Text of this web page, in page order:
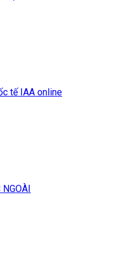
tế IAA online